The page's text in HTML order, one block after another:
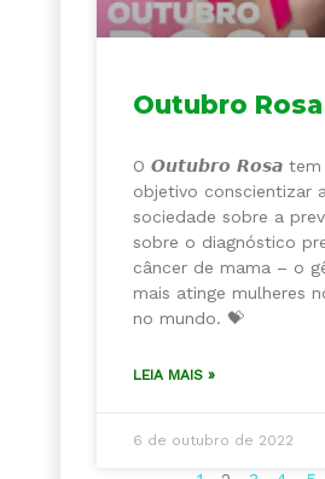
Outubro Rosa
O 𝙊𝙪𝙩𝙪𝙗𝙧𝙤 𝙍𝙤𝙨𝙖 tem
objetivo conscientizar a
sociedade sobre a
sobre o diagnóstico
câncer de mama – o
mais atinge mulheres
no mundo. 💝
LEIA MAIS »
6 de outubro de 2022